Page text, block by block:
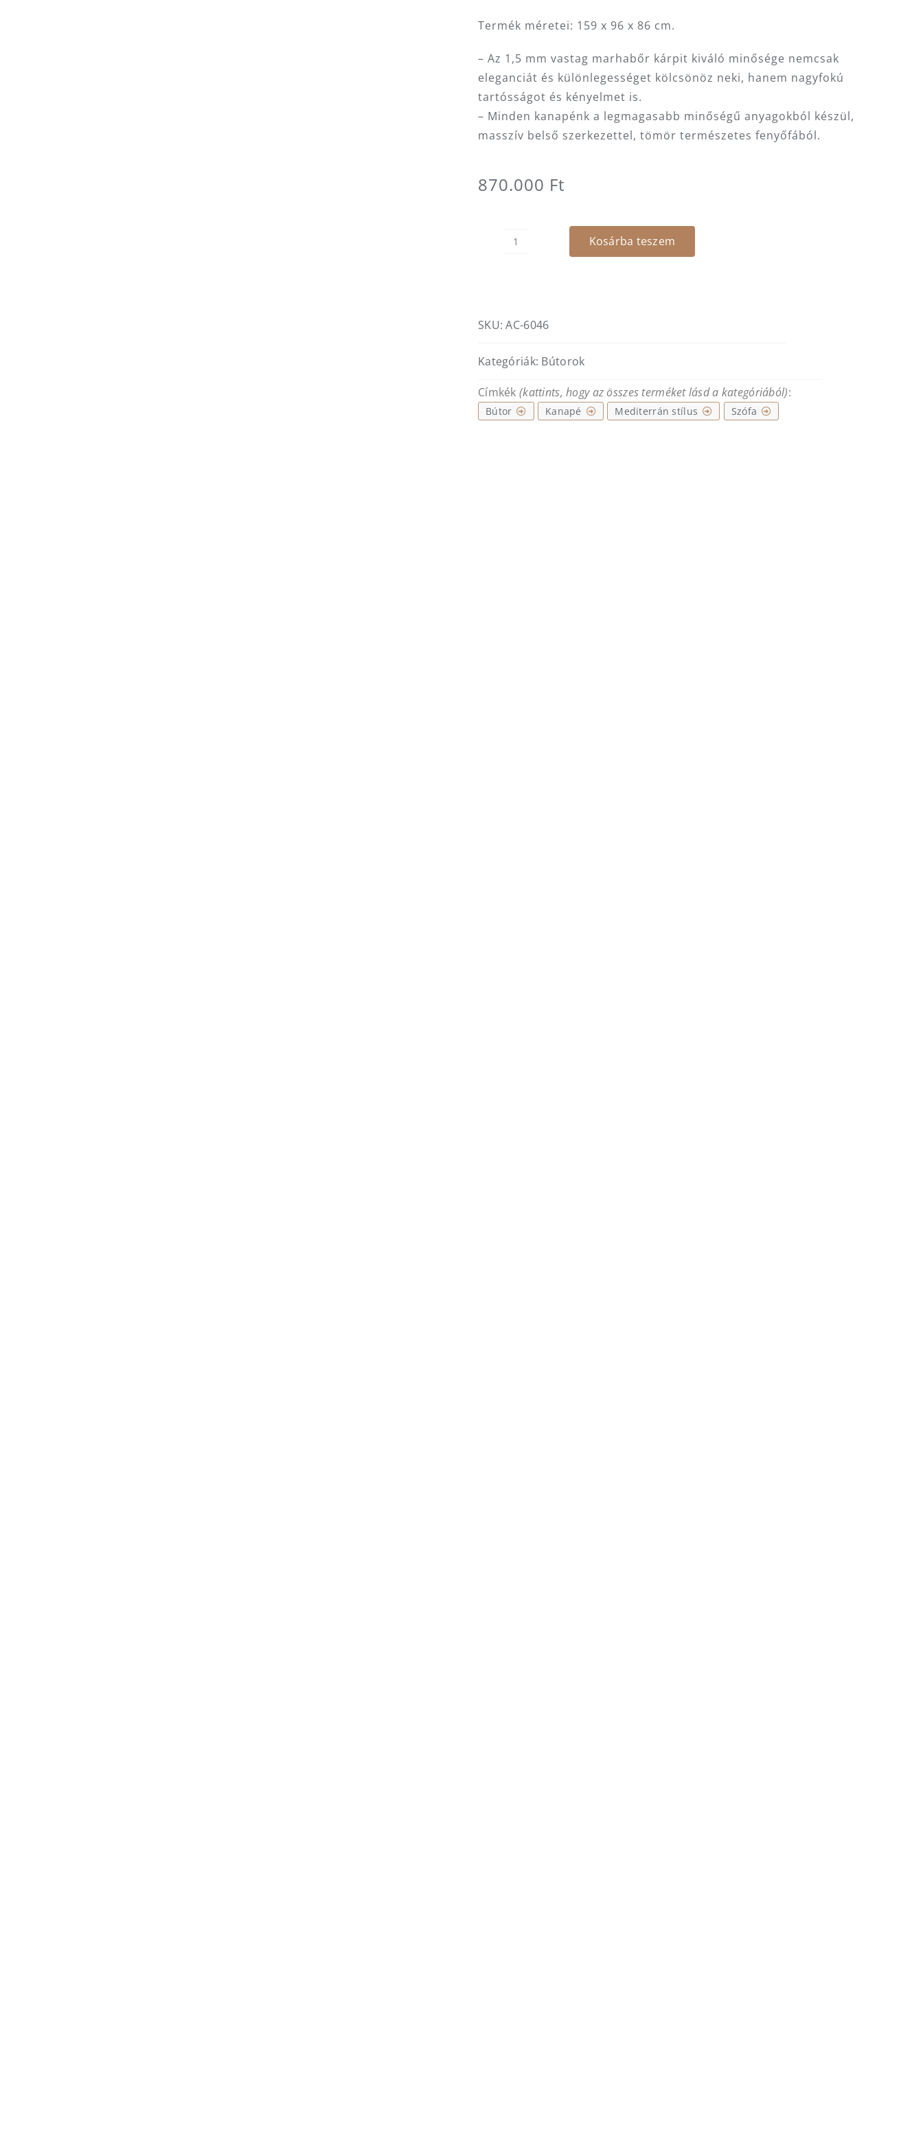
Termék méretei: 159 x 96 x 86 cm.
– Az 1,5 mm vastag marhabőr kárpit kiváló minősége nemcsak
eleganciát és különlegességet kölcsönöz neki, hanem nagyfokú
tartósságot és kényelmet is.
– Minden kanapénk a legmagasabb minőségű anyagokból készül,
masszív belső szerkezettel, tömör természetes fenyőfából.
870.000 Ft
Luna
szófa
barna
mennyiség
Kosárba teszem
SKU:AC-6046
Kategóriák: Bútorok
Címkék (kattints, hogy az összes terméket lásd a kategóriából):
Bútor Kanapé Mediterrán stílus Szófa